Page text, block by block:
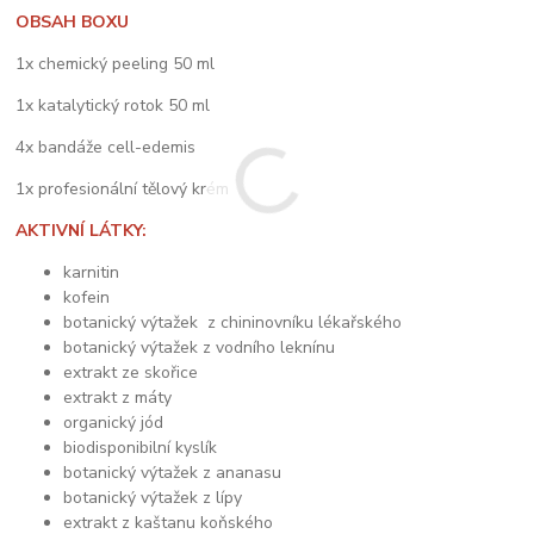
OBSAH BOXU
1x chemický peeling 50 ml
1x katalytický rotok 50 ml
4x bandáže cell-edemis
1x profesionální tělový krém
AKTIVNÍ LÁTKY:
karnitin
kofein
botanický výtažek z chininovníku lékařského
botanický výtažek z vodního leknínu
extrakt ze skořice
extrakt z máty
organický jód
biodisponibilní kyslík
botanický výtažek z ananasu
botanický výtažek z lípy
extrakt z kaštanu koňského